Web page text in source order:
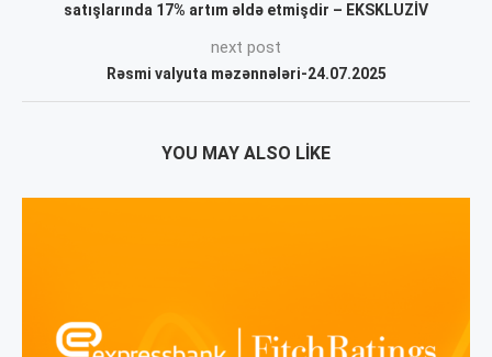
satışlarında 17% artım əldə etmişdir – EKSKLUZİV
next post
Rəsmi valyuta məzənnələri-24.07.2025
YOU MAY ALSO LIKE